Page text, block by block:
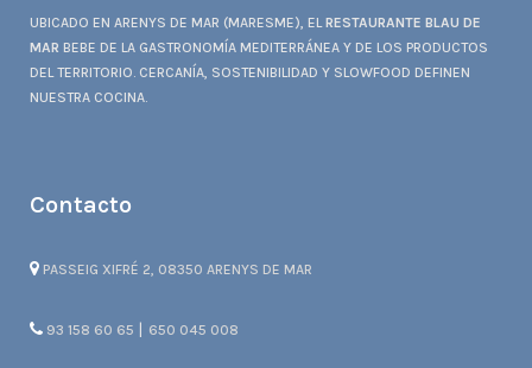
UBICADO EN ARENYS DE MAR (MARESME), ELRESTAURANTE BLAU DE
MAR BEBE DE LA GASTRONOMÍA MEDITERRÁNEA Y DE LOS PRODUCTOS
DEL TERRITORIO. CERCANÍA, SOSTENIBILIDAD Y SLOWFOOD DEFINEN
NUESTRA COCINA.
Contacto
PASSEIG XIFRÉ 2, 08350 ARENYS DE MAR
93 158 60 65 | 650 045 008